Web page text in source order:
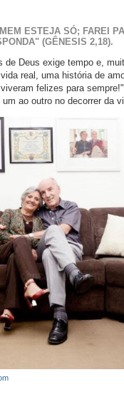
ESTEJA SÓ; FAREI
(GÊNESIS 2,18).
de Deus exige tempo e,
real, uma história de
felizes para
ao outro no decorrer da